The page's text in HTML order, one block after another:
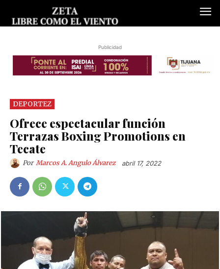
Publicidad
DEPORTEZ
Ofrece espectacular función
Terrazas Boxing Promotions en
Tecate
Por Marcos A. Angulo Álvarez abril 17, 2022